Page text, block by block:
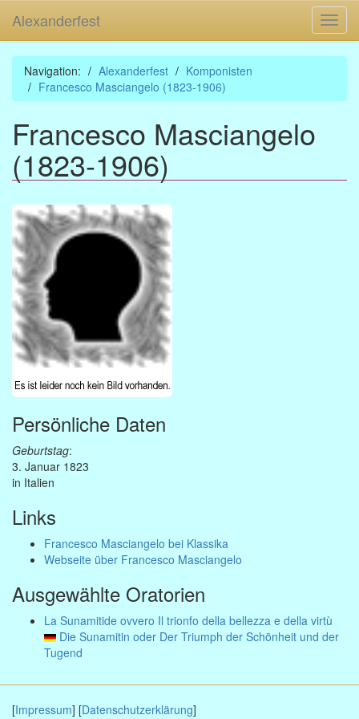
Alexanderfest
Navigation: Alexanderfest
Komponisten
Francesco Masciangelo (1823-1906)
Francesco Masciangelo
(1823-1906)
Persönliche Daten
Geburtstag:
3. Januar 1823
in Italien
Links
Francesco Masciangelo bei Klassika
Webseite über Francesco Masciangelo
Ausgewählte Oratorien
La Sunamitide ovvero Il trionfo della bellezza e della virtù
Die Sunamitin oder Der Triumph der Schönheit und der
Tugend
[Impressum] [Datenschutzerklärung]